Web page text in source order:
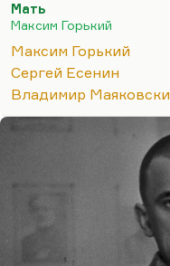
Маяковского,
поступок, а про
гораздо более
Вот странно.
гораздо ближе по
ненавидел. Просто,
Он вписывал про
глупости. Там в
негативную
вообще как-то…
Мать
Максим Горький
Максим Горький
Сергей Есенин
Владимир